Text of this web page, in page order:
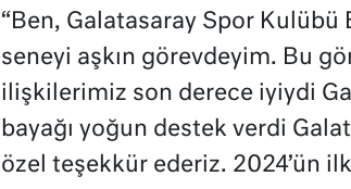
“Ben, Galatasaray Spor Kulübü
seneyi aşkın görevdeyim. Bu
ilişkilerimiz son derece iyiydi
bayağı yoğun destek verdi
özel teşekkür ederiz. 2024’ün